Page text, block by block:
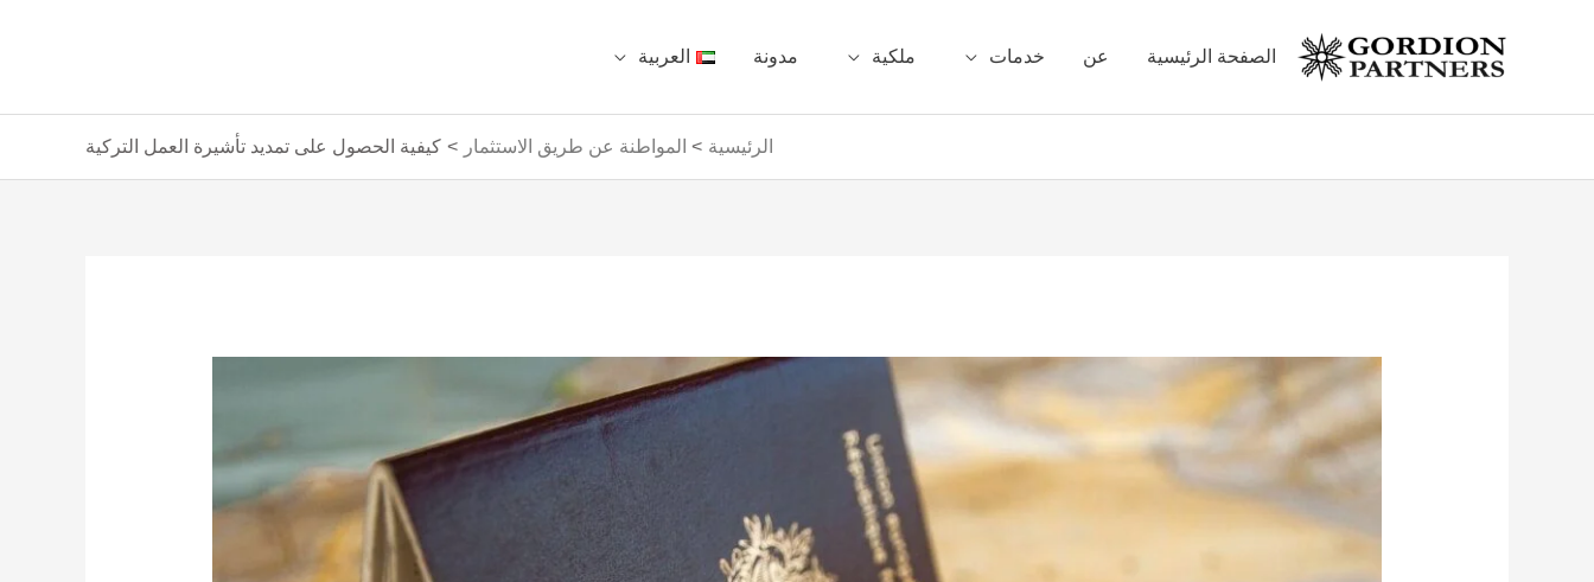
الصفحة الرئيسية عن خدمات ملكية مدونة العربية
الرئيسية المواطنة عن طريق الاستثمار كيفية الحصول على تمديد تأشيرة العمل التركية